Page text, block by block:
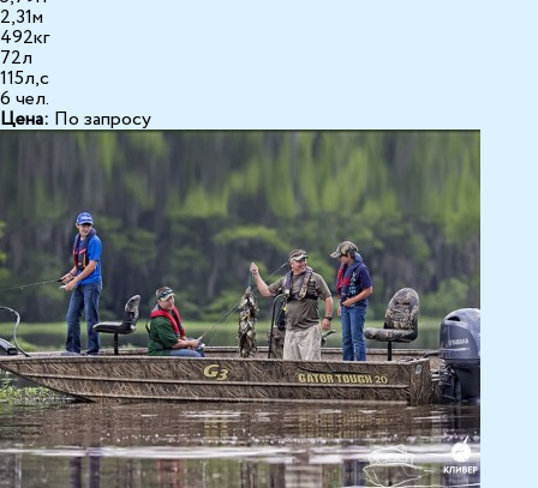
2,31м
492кг
72л
115л,с
6 чел.
Цена: По запросу